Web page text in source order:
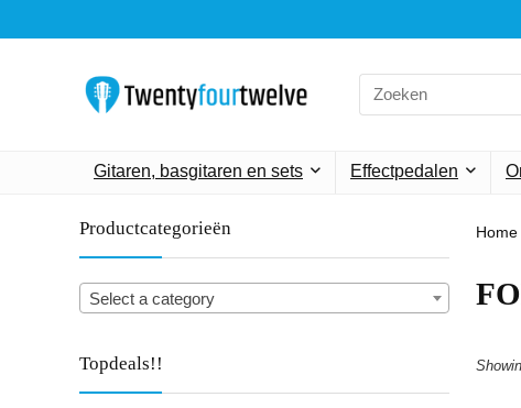
Search
for:
Gitaren, basgitaren en sets Effectpedalen
Productcategorieën
Select a category
Topdeals!!
Home